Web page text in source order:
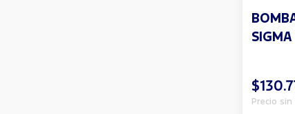
Precio sin